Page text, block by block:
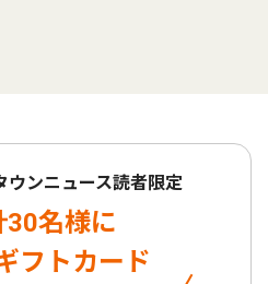
ウンニュース読者限定
30名様に
フトカード